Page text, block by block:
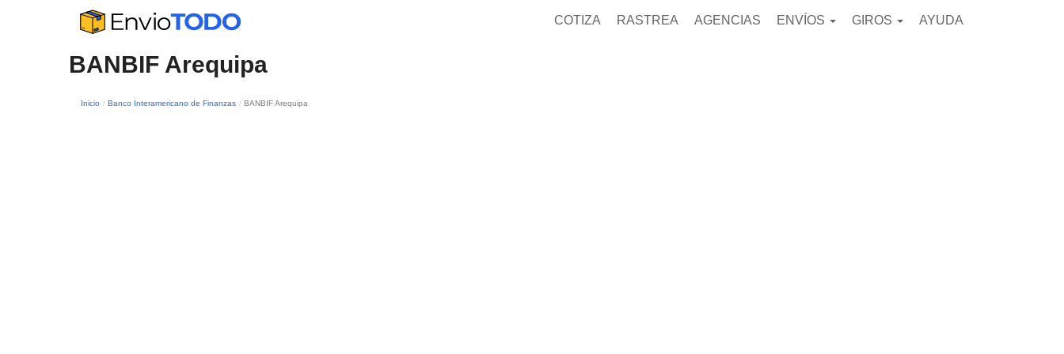
COTIZA RASTREA AGENCIAS ENVÍOS GIROS AYUDA
BANBIF Arequipa
Inicio Banco Interamericano de Finanzas BANBIF Arequipa